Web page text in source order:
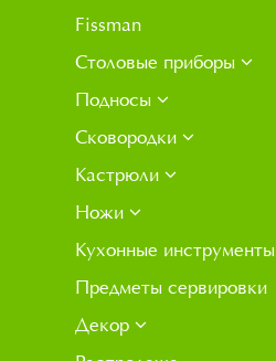
Fissman
Столовые приборы
Подносы
Сковородки
Кастрюли
Ножи
Кухонные инструменты
Предметы сервировки
Декор